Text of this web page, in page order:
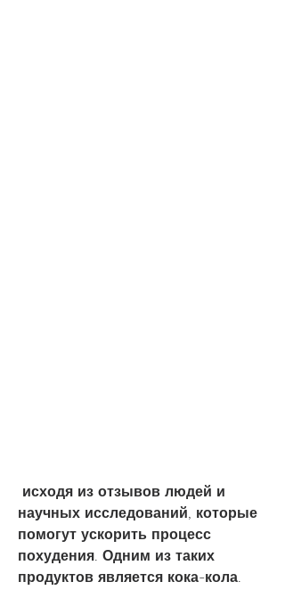
научных исследований, которые
помогут ускорить процесс
похудения. Одним из таких
продуктов является кока-кола.